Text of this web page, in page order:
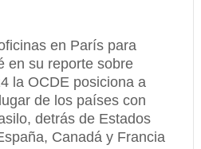
en París para
en su reporte sobre
la OCDE posiciona a
de los países con
detrás de Estados
Canadá y Francia